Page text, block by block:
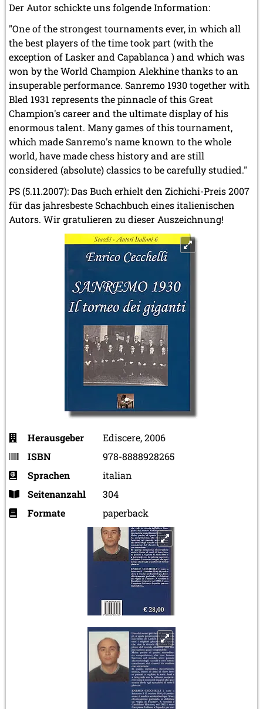
Der Autor schickte uns folgende Information:
"One of the strongest tournaments ever, in which all
the best players of the time took part (with the
exception of Lasker and Capablanca ) and which was
won by the World Champion Alekhine thanks to an
insuperable performance. Sanremo 1930 together with
Bled 1931 represents the pinnacle of this Great
Champion's career and the ultimate display of his
enormous talent. Many games of this tournament,
which made Sanremo's name known to the whole
world, have made chess history and are still
considered (absolute) classics to be carefully studied."
PS (5.11.2007): Das Buch erhielt den Zichichi-Preis 2007
für das jahresbeste Schachbuch eines italienischen
Autors. Wir gratulieren zu dieser Auszeichnung!
Herausgeber
Ediscere, 2006
ISBN
978-8888928265
Sprachen
italian
Seitenanzahl
304
Formate
paperback